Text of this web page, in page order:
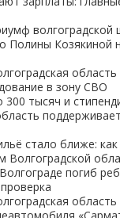
волгоградской
Полины Козякиной
в зону СВО
300 тысяч и
стало ближе:
Волгоградской
погиб